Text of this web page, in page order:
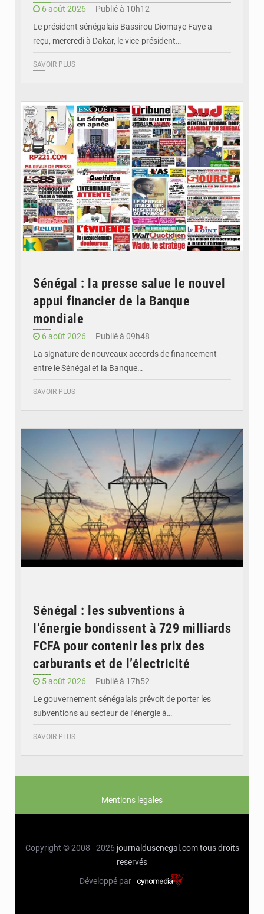
6 août 2026
Publié à 10h12
Le président sénégalais Bassirou Diomaye Faye a
reçu, mercredi à Dakar, le vice-président…
SAVOIR PLUS
Sénégal : la presse salue le nouvel
appui financier de la Banque
mondiale
6 août 2026
Publié à 09h48
La signature de nouveaux accords de financement
entre le Sénégal et la Banque…
SAVOIR PLUS
Sénégal : les subventions à
l’énergie bondissent à 729 milliards
FCFA pour contenir les prix des
carburants et de l’électricité
5 août 2026
Publié à 17h52
Le gouvernement sénégalais prévoit de porter les
subventions au secteur de l’énergie à…
SAVOIR PLUS
Mentions legales
Copyright © 2008 - 2026 journaldusenegal.com tous droits
reservés
Développé par